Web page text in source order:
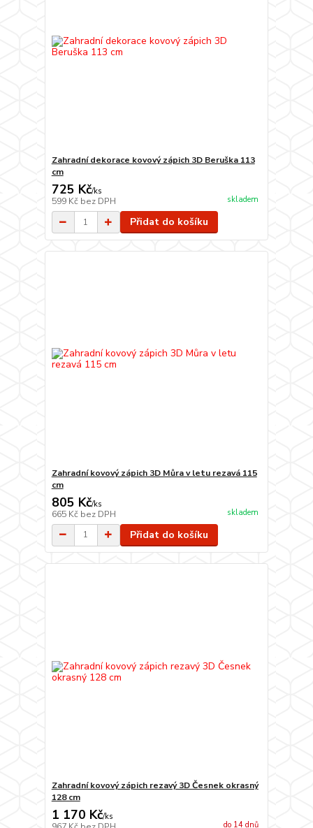
Zahradní dekorace kovový zápich 3D Beruška 113
cm
725 Kč/ks
599 Kč bez DPH skladem
Přidat do košíku
Zahradní kovový zápich 3D Můra v letu rezavá 115
cm
805 Kč/ks
665 Kč bez DPH skladem
Přidat do košíku
Zahradní kovový zápich rezavý 3D Česnek okrasný
128 cm
1 170 Kč/ks
do 14 dnů